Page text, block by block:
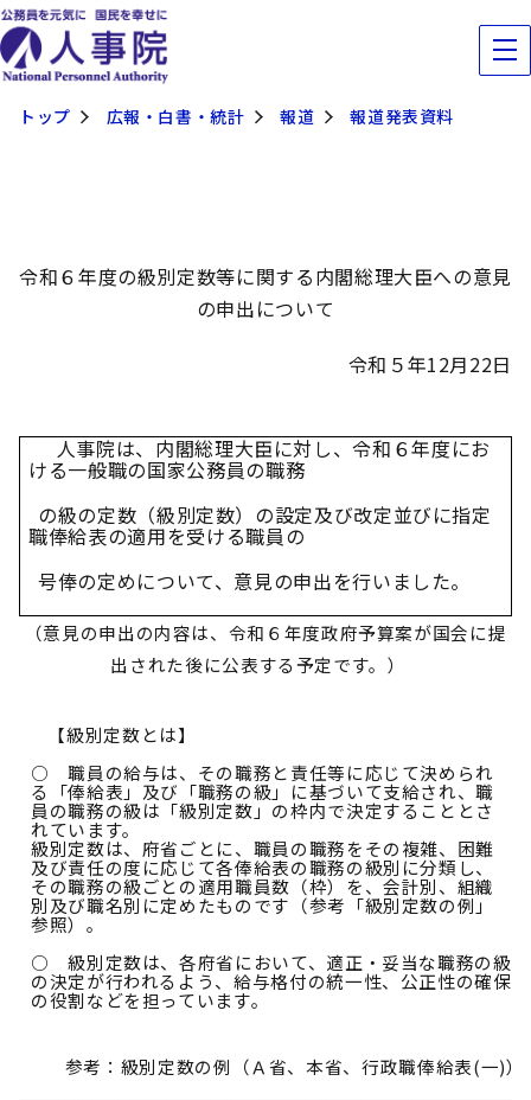
トップ 広報・白書・統計 報道 報道発表資料
令和６年度の級別定数等に関する内閣総理大臣への意見
の申出について
令和５年12月22日
人事院は、内閣総理大臣に対し、令和６年度にお
ける一般職の国家公務員の職務
の級の定数（級別定数）の設定及び改定並びに指定
職俸給表の適用を受ける職員の
号俸の定めについて、意見の申出を行いました。
（意見の申出の内容は、令和６年度政府予算案が国会に提
出された後に公表する予定です。）
【級別定数とは】
○ 職員の給与は、その職務と責任等に応じて決められ
る「俸給表」及び「職務の級」に基づいて支給され、職
員の職務の級は「級別定数」の枠内で決定することとさ
れています。
級別定数は、府省ごとに、職員の職務をその複雑、困難
及び責任の度に応じて各俸給表の職務の級別に分類し、
その職務の級ごとの適用職員数（枠）を、会計別、組織
別及び職名別に定めたものです（参考「級別定数の例」
参照）。
○ 級別定数は、各府省において、適正・妥当な職務の級
の決定が行われるよう、給与格付の統一性、公正性の確保
の役割などを担っています。
参考：級別定数の例（Ａ省、本省、行政職俸給表(一)）